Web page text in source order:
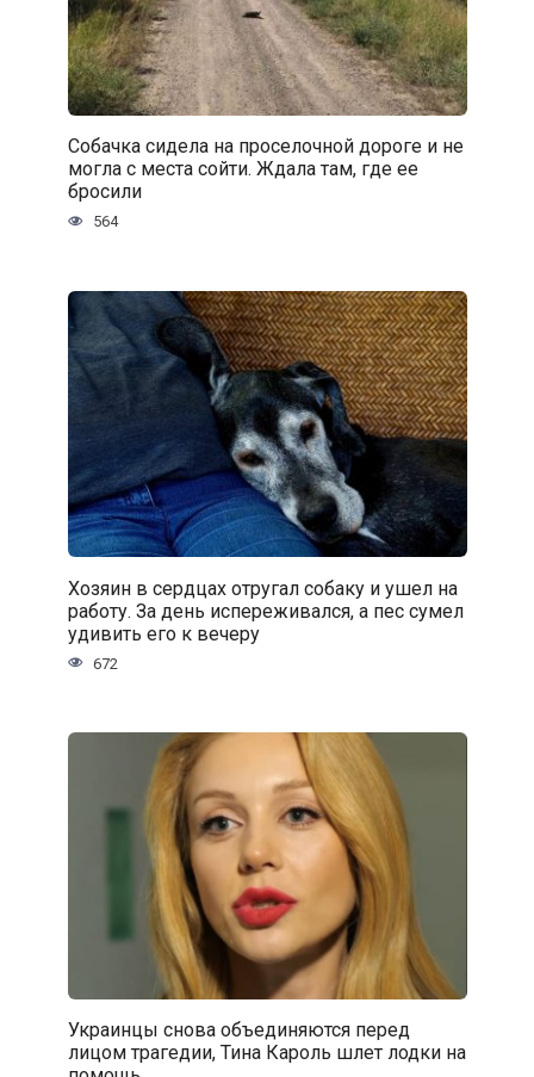
Собачка сидела на проселочной дороге и не
могла с места сойти. Ждала там, где ее
бросили
564
Хозяин в сердцах отругал собаку и ушел на
работу. За день испереживался, а пес сумел
удивить его к вечеру
672
Украинцы снова объединяются перед
лицом трагедии, Тина Кароль шлет лодки на